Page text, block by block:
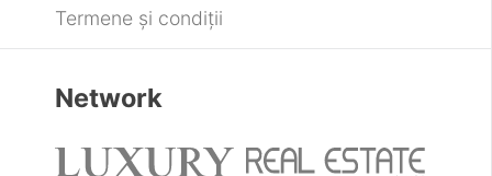
Termene și condiții
Network